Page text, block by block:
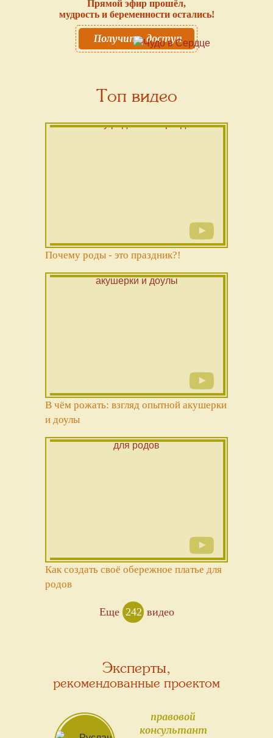
Прямой эфир прошёл,
мудрость и беременности остались!
Получить доступ
Топ видео
Почему роды - это праздник?!
В чём рожать: взгляд опытной акушерки
и доулы
Как создать своё обережное платье для
родов
Еще 242видео
Эксперты,
рекомендованные проектом
правовой
консультант